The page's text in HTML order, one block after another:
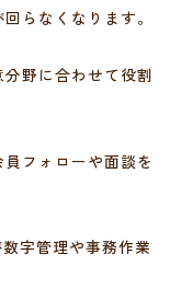
らなくなります。
野に合わせて役割
フォローや面談を
字管理や事務作業